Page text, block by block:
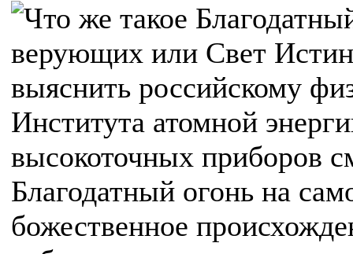
Что же такое
верующих или Свет
выяснить российскому
Института атомной
высокоточных приборов
Благодатный огонь на
божественное